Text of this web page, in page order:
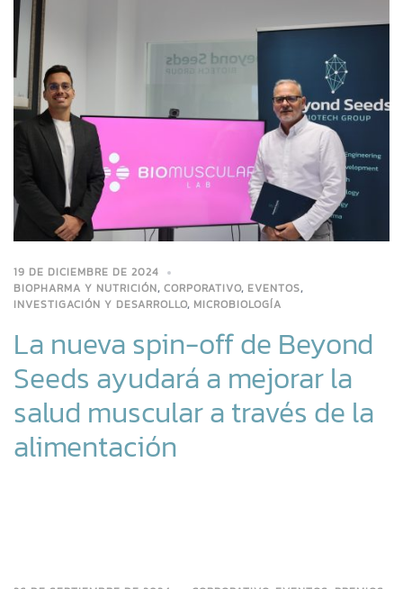
19 DE DICIEMBRE DE 2024
BIOPHARMA Y NUTRICIÓN, CORPORATIVO, EVENTOS,
INVESTIGACIÓN Y DESARROLLO, MICROBIOLOGÍA
La nueva spin-off de Beyond
Seeds ayudará a mejorar la
salud muscular a través de la
alimentación